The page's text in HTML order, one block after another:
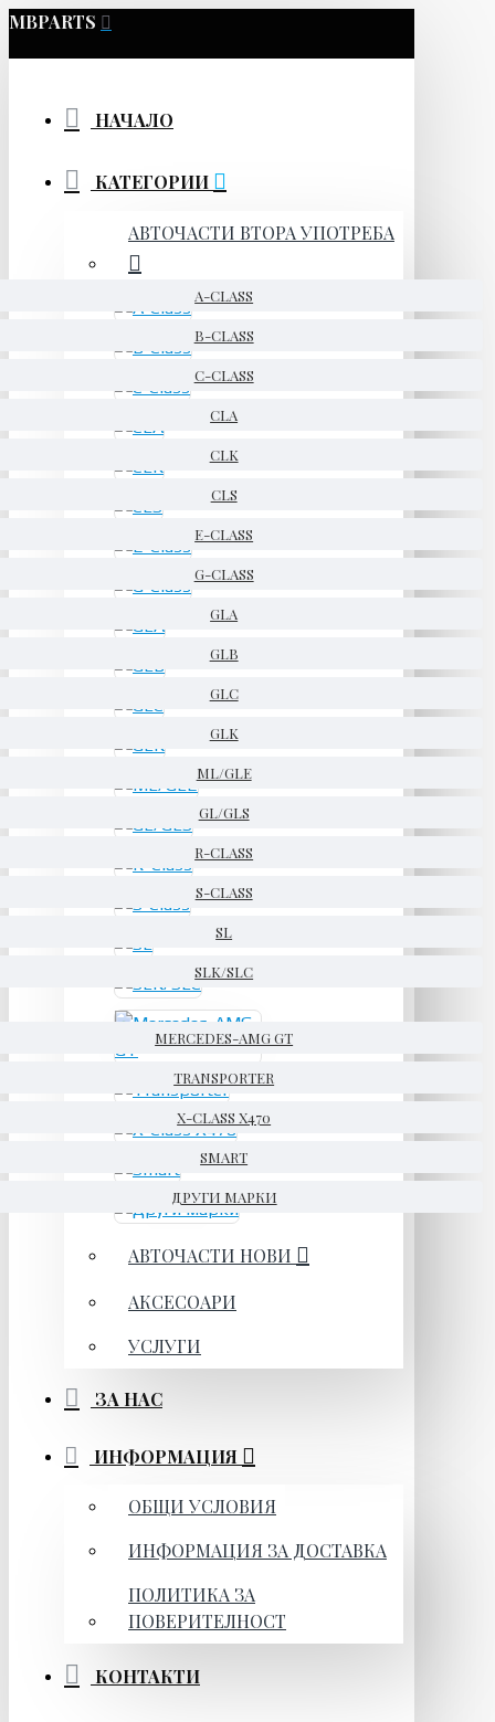
MBPARTS
НАЧАЛО
КАТЕГОРИИ
АВТОЧАСТИ ВТОРА УПОТРЕБА
A-CLASS
B-CLASS
C-CLASS
CLA
CLK
CLS
E-CLASS
G-CLASS
GLA
GLB
GLC
GLK
ML/GLE
GL/GLS
R-CLASS
S-CLASS
SL
SLK/SLC
MERCEDES-AMG GT
TRANSPORTER
X-CLASS X470
SMART
ДРУГИ МАРКИ
АВТОЧАСТИ НОВИ
АКСЕСОАРИ
УСЛУГИ
ЗА НАС
ИНФОРМАЦИЯ
ОБЩИ УСЛОВИЯ
ИНФОРМАЦИЯ ЗА ДОСТАВКА
ПОЛИТИКА ЗА
ПОВЕРИТЕЛНОСТ
КОНТАКТИ